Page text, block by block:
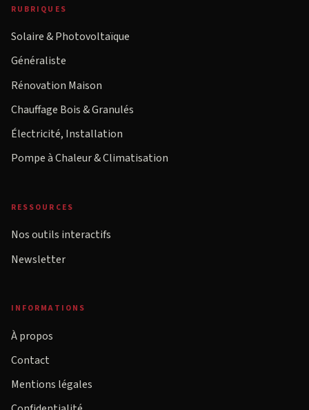
RUBRIQUES
Solaire & Photovoltaïque
Généraliste
Rénovation Maison
Chauffage Bois & Granulés
Électricité, Installation
Pompe à Chaleur & Climatisation
RESSOURCES
Nos outils interactifs
Newsletter
INFORMATIONS
À propos
Contact
Mentions légales